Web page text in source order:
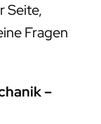
Seite,
Fragen
–